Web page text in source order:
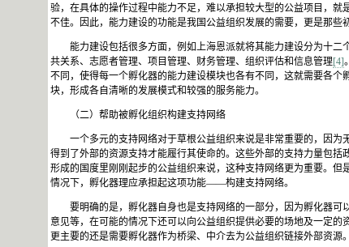
验，在具体的操作过程中能力不足，难以承担较大型的公益项目，
不佳。因此，能力建设的功能是我国公益组织发展的需要，更是那些
能力建设包括很多方面，例如上海恩派就将其能力建设分为十
共关系、志愿者管理、项目管理、财务管理、组织评估和信息管理[4]
不同，使得每一个孵化器的能力建设模块也各有不同，这就需要各
块，形成各自清晰的发展模式和较强的服务能力。
（二）帮助被孵化组织构建支持网络
一个多元的支持网络对于草根公益组织来说是非常重要的，因
得到了外部的资源支持才能履行其使命的。这些外部的支持力量包
形成的国度里刚刚起步的公益组织来说，这种支持网络更为重要。
情况下，孵化器理应承担起这项功能——构建支持网络。
要明确的是，孵化器自身也是支持网络的一部分，因为孵化器
意见等，在可能的情况下还可以向公益组织提供必要的场地及一定的
更主要的还是需要孵化器作为桥梁、中介去为公益组织链接外部资源